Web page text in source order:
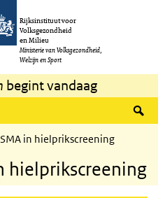
Rijksinstituut voor
Volksgezondheid
en Milieu
Ministerie van Volksgezondheid,
Welzijn en Sport
begint vandaag
in hielprikscreening
hielprikscreening